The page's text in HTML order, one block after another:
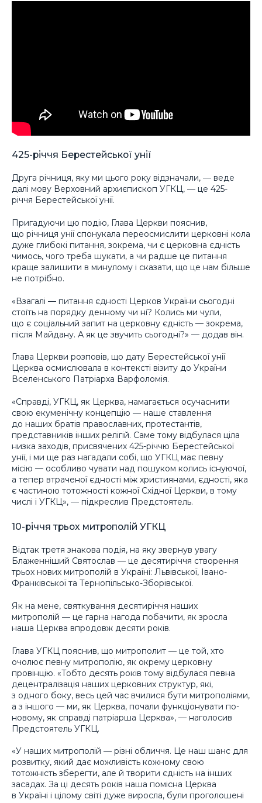
425-річчя Берестейської унії
Друга річниця, яку ми цього року відзначали, — веде
далі мову Верховний архиєпископ УГКЦ, — це 425-
річчя Берестейської унії.
Пригадуючи цю подію, Глава Церкви пояснив,
що річниця унії спонукала переосмислити церковні кола
дуже глибокі питання, зокрема, чи є церковна єдність
чимось, чого треба шукати, а чи радше це питання
краще залишити в минулому і сказати, що це нам більше
не потрібно.
«Взагалі — питання єдності Церков України сьогодні
стоїть на порядку денному чи ні? Колись ми чули,
що є соціальний запит на церковну єдність — зокрема,
після Майдану. А як це звучить сьогодні?» — додав він.
Глава Церкви розповів, що дату Берестейської унії
Церква осмислювала в контексті візиту до України
Вселенського Патріарха Варфоломія.
«Справді, УГКЦ, як Церква, намагається осучаснити
свою екуменічну концепцію — наше ставлення
до наших братів православних, протестантів,
представників інших релігій. Саме тому відбулася ціла
низка заходів, присвячених 425-річчю Берестейської
унії, і ми ще раз нагадали собі, що УГКЦ має певну
місію — особливо чувати над пошуком колись існуючої,
а тепер втраченої єдності між християнами, єдності, яка
є частиною тотожності кожної Східної Церкви, в тому
числі і УГКЦ», — підкреслив Предстоятель.
10-річчя трьох митрополій УГКЦ
Відтак третя знакова подія, на яку звернув увагу
Блаженніший Святослав — це десятиріччя створення
трьох нових митрополій в Україні: Львівської, Івано-
Франківської та Тернопільсько-Зборівської.
Як на мене, святкування десятиріччя наших
митрополій — це гарна нагода побачити, як зросла
наша Церква впродовж десяти років.
Глава УГКЦ пояснив, що митрополит — це той, хто
очолює певну митрополію, як окрему церковну
провінцію. «Тобто десять років тому відбулася певна
децентралізація наших церковних структур, які,
з одного боку, весь цей час вчилися бути митрополіями,
а з іншого — ми, як Церква, почали функціонувати по-
новому, як справді патріарша Церква», — наголосив
Предстоятель УГКЦ.
«У наших митрополій — різні обличчя. Це наш шанс для
розвитку, який дає можливість кожному свою
тотожність зберегти, але й творити єдність на інших
засадах. За ці десять років наша помісна Церква
в Україні і цілому світі дуже виросла, були проголошені